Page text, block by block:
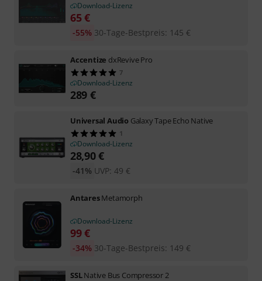
Download-Lizenz
65€
30-Tage-Bestpreis: 145 €
-55%
Accentize dxRevive Pro
7
Download-Lizenz
289 €
Universal Audio Galaxy Tape Echo Native
1
Download-Lizenz
28,90€
UVP: 49 €
-41%
AntaresMetamorph
Download-Lizenz
99€
30-Tage-Bestpreis: 149 €
-34%
SSLNative Bus Compressor 2